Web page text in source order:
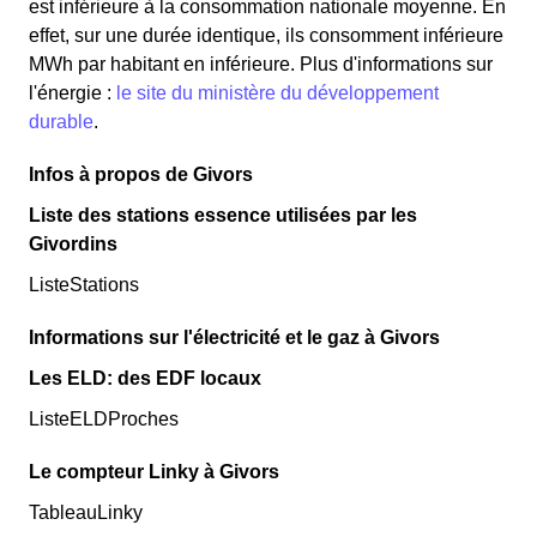
est inférieure à la consommation nationale moyenne. En
effet, sur une durée identique, ils consomment inférieure
MWh par habitant en inférieure. Plus d'informations sur
l'énergie : le site du ministère du développement
durable.
Infos à propos de Givors
Liste des stations essence utilisées par les
Givordins
ListeStations
Informations sur l'électricité et le gaz à Givors
Les ELD: des EDF locaux
ListeELDProches
Le compteur Linky à Givors
TableauLinky